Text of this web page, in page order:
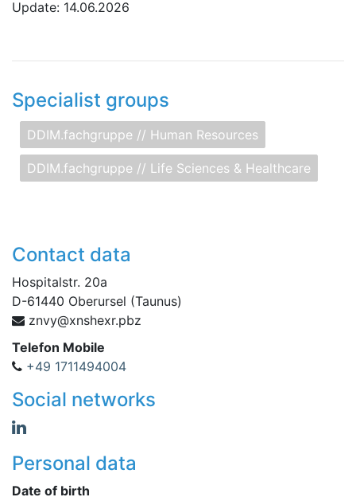
Update: 14.06.2026
Specialist groups
DDIM.fachgruppe // Human Resources
DDIM.fachgruppe // Life Sciences & Healthcare
Contact data
Hospitalstr. 20a
D-61440 Oberursel (Taunus)
zbp.rxehsnx@y
vnz
Telefon Mobile
+49 1711494004
Social networks
Personal data
Date of birth